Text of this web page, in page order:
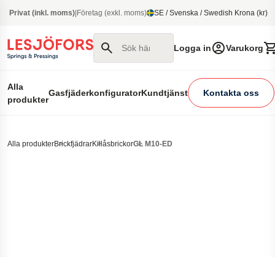
Privat (inkl. moms) Företag (exkl. moms) SE / Svenska / Swedish Krona (kr)
Sök här
Logga in Varukorg
Alla
produkter
GasfjäderkonfiguratorKundtjänst Kontakta oss
Alla produkterBrickfjädrarKillåsbrickorGL M10-ED